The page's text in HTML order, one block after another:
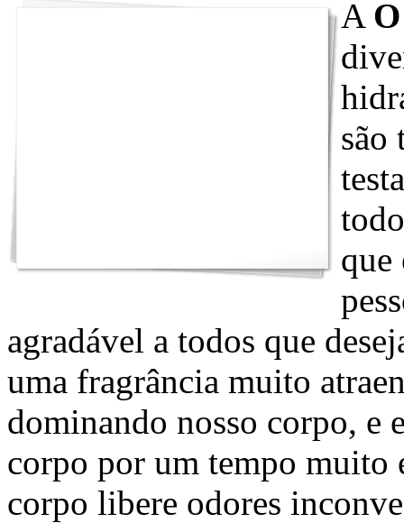
A
são
que
agradável a todos que
uma fragrância muito
dominando nosso corpo, e
corpo por um tempo muito
corpo libere odores